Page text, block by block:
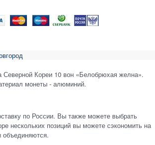
Северной Кореи 10 вон «Белобрюхая желна».
монеты - алюминий.
по России. Вы также можете выбрать
нескольких позиций вы можете сэкономить на
объединяются.